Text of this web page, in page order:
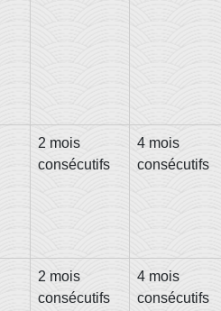
2 mois
consécutifs
4 mois
consécutifs
2 mois
consécutifs
4 mois
consécutifs